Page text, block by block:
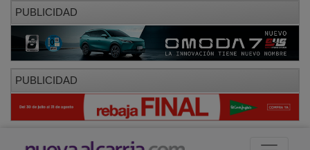
PUBLICIDAD
PUBLICIDAD